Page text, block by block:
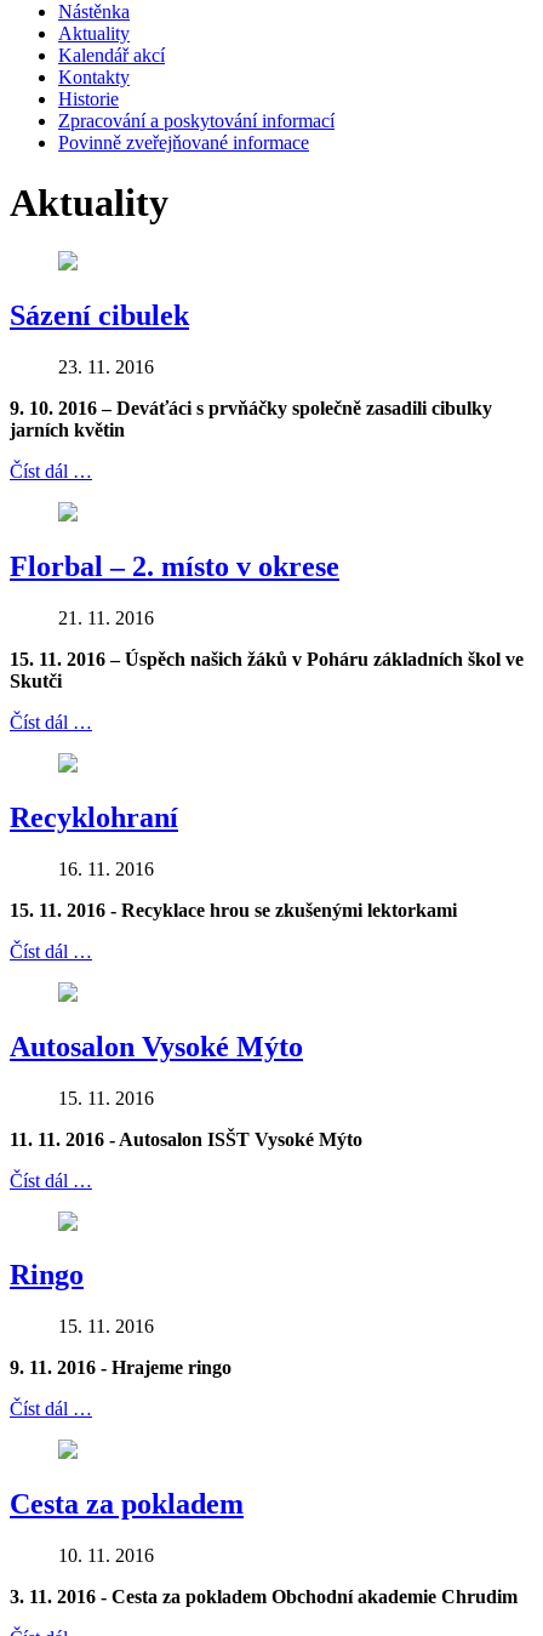
Nástěnka
Aktuality
Kalendář akcí
Kontakty
Historie
Zpracování a poskytování informací
Povinně zveřejňované informace
Aktuality
Sázení cibulek
23. 11. 2016
9. 10. 2016 – Deváťáci s prvňáčky společně zasadili cibulky
jarních květin
Číst dál …
Florbal – 2. místo v okrese
21. 11. 2016
15. 11. 2016 – Úspěch našich žáků v Poháru základních škol ve
Skutči
Číst dál …
Recyklohraní
16. 11. 2016
15. 11. 2016 - Recyklace hrou se zkušenými lektorkami
Číst dál …
Autosalon Vysoké Mýto
15. 11. 2016
11. 11. 2016 - Autosalon ISŠT Vysoké Mýto
Číst dál …
Ringo
15. 11. 2016
9. 11. 2016 - Hrajeme ringo
Číst dál …
Cesta za pokladem
10. 11. 2016
3. 11. 2016 - Cesta za pokladem Obchodní akademie Chrudim